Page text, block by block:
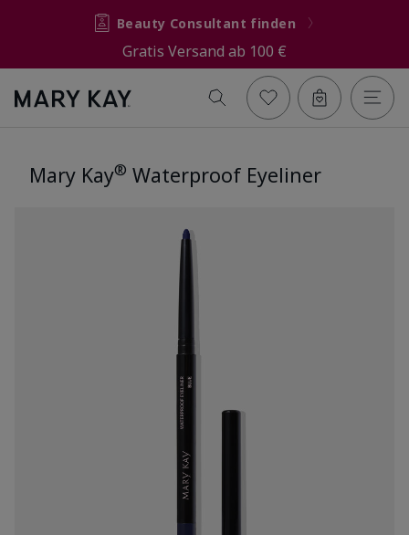
Beauty Consultant finden
Gratis Versand ab 100 €
Mary Kay® Waterproof Eyeliner